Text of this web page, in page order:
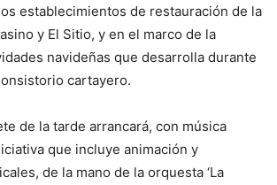
establecimientos de restauración de la
y El Sitio, y en el marco de la
navideñas que desarrolla durante
cartayero.
de la tarde arrancará, con música
que incluye animación y
de la mano de la orquesta ‘La